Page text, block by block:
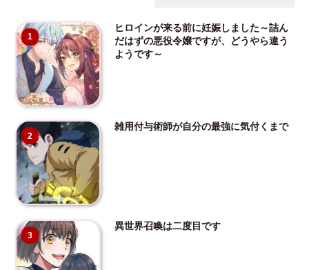
1
ヒロインが来る前に妊娠しました～詰ん
だはずの悪役令嬢ですが、どうやら違う
ようです～
2
雑用付与術師が自分の最強に気付くまで
3
異世界召喚は二度目です